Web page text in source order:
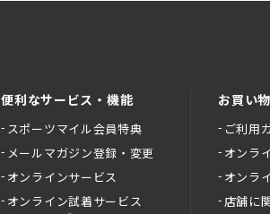
便利なサービス・機能
スポーツマイル会員特典
メールマガジン登録・変更
オンラインサービス
オンライン試着サービス
お買い
ご利用
オンラ
オンラ
店舗に